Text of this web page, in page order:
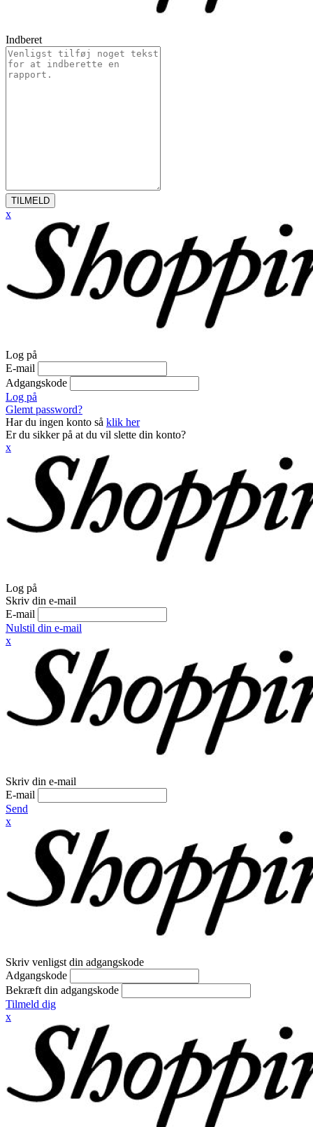
Indberet
TILMELD
x
Log på
E-mail
Adgangskode
Log på
Glemt password?
Har du ingen konto så klik her
Er du sikker på at du vil slette din konto?
x
Log på
Skriv din e-mail
E-mail
Nulstil din e-mail
x
Skriv din e-mail
E-mail
Send
x
Skriv venligst din adgangskode
Adgangskode
Bekræft din adgangskode
Tilmeld dig
x